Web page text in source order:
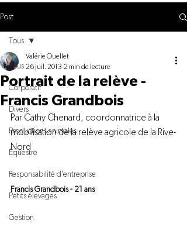
Post
Tous
Corporatif
Divers
Productions animales
Équestre
Responsabilité d'entreprise
Petits élevages
Gestion
Tous
Portrait de la relève -
Francis Grandbois
Valérie Ouellet
26 juil. 2013 2 min de lecture
Par Cathy Chenard, coordonnatrice à la
mobilisation de la relève agricole de la Rive-
Nord
Francis Grandbois - 21 ans